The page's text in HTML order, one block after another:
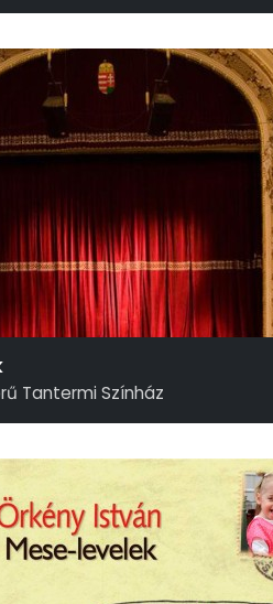
Tantermi Színház
Tom Lycos